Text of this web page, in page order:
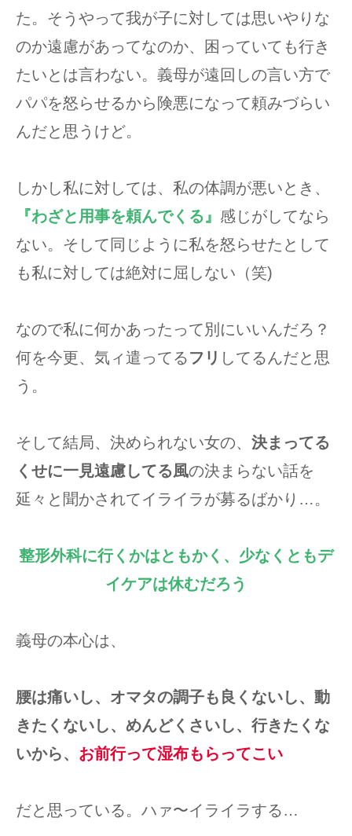
た。そうやって我が子に対しては思いやりな
のか遠慮があってなのか、困っていても行き
たいとは言わない。義母が遠回しの言い方で
パパを怒らせるから険悪になって頼みづらい
んだと思うけど。
しかし私に対しては、私の体調が悪いとき、
『わざと用事を頼んでくる』 感じがしてなら
ない。そして同じように私を怒らせたとして
も私に対しては絶対に屈しない（笑)
なので私に何かあったって別にいいんだろ？
何を今更、気ィ遣ってるフリ してるんだと思
う。
そして結局、決められない女の、 決まってる
くせに一見遠慮してる風の決まらない話を
延々と聞かされてイライラが募るばかり…。
整形外科に行くかはともかく、少なくともデ
イケアは休むだろう
義母の本心は、
腰は痛いし、オマタの調子も良くないし、動
きたくないし、めんどくさいし、行きたくな
いから、 お前行って湿布もらってこい
だと思っている。ハァ〜イライラする…